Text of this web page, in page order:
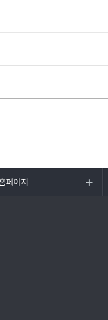
페이지